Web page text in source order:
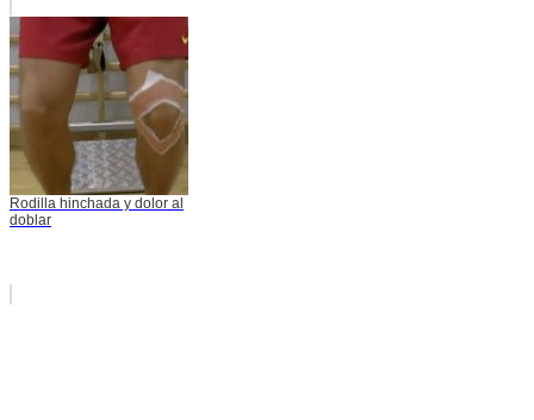
Rodilla hinchada y dolor al
doblar